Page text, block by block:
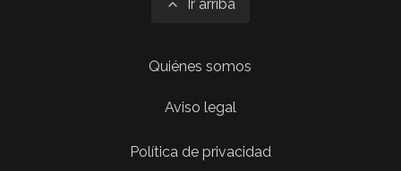
Ir arriba
Quiénes somos
Aviso legal
Política de privacidad